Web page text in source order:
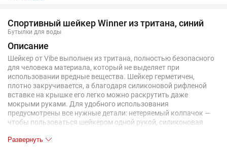
Спортивный шейкер Winner из тритана, синий
Бутылки для воды
Описание
Шейкер от Vibe выполнен из тритана, полностью безопасного
для человека материала, который не выделяет при
использовании вредные вещества. Шейкер герметичен,
плотно закручивается, а благодаря силиконовой рифленой
вставке на крышке его легко можно раскрутить даже
мокрыми руками. Для удобного использования
предусмотрены все нужные детали: нетеряемый колпачок —
чтобы пользоваться шейкером одной рукой, силиконовая
пятью лопастями поможет размешать коктейль, быстро
Развернуть